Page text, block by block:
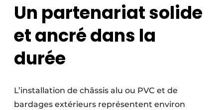
Un partenariat solide
et ancré dans la
durée
L’installation de châssis alu ou PVC et de
bardages extérieurs représentent environ